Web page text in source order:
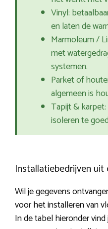
Vinyl:
en laten de
Marmoleum /
met
systemen.
Parket of
algemeen is
Tapijt &
isoleren te
Installatiebedrijven uit
Wil je gegevens
voor het installeren van
In de tabel hieronder